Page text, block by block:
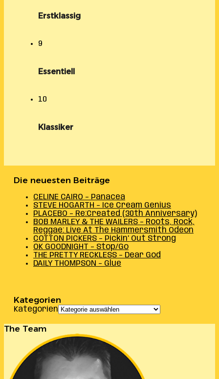
Erstklassig
9
Essentiell
10
Klassiker
Die neuesten Beiträge
CELINE CAIRO – Panacea
STEVE HOGARTH – Ice Cream Genius
PLACEBO – Re:Created (30th Anniversary)
BOB MARLEY & THE WAILERS – Roots, Rock,
Reggae: Live At The Hammersmith Odeon
COTTON PICKERS – Pickin’ Out Strong
OK GOODNIGHT – Stop/Go
THE PRETTY RECKLESS – Dear God
DAILY THOMPSON – Glue
Kategorien
Kategorien
The Team